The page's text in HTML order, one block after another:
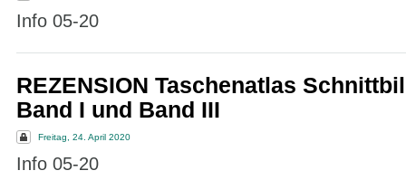
Info 05-20
REZENSION Taschenatlas
Band I und Band III
Freitag, 24. April 2020
Info 05-20